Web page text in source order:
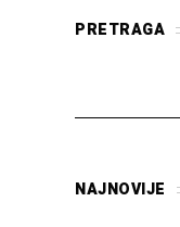
PRETRAGA
NAJNOVIJE